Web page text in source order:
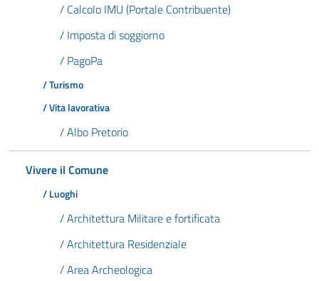
/ Calcolo IMU (Portale Contribuente)
/ Imposta di soggiorno
/ PagoPa
/ Turismo
/ Vita lavorativa
/ Albo Pretorio
Vivere il Comune
/ Luoghi
/ Architettura Militare e fortificata
/ Architettura Residenziale
/ Area Archeologica